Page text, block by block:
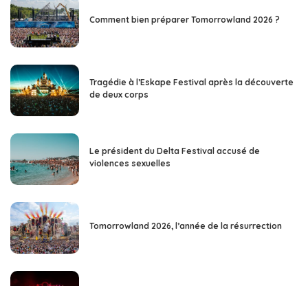
Comment bien préparer Tomorrowland 2026 ?
Tragédie à l’Eskape Festival après la découverte
de deux corps
Le président du Delta Festival accusé de
violences sexuelles
Tomorrowland 2026, l’année de la résurrection